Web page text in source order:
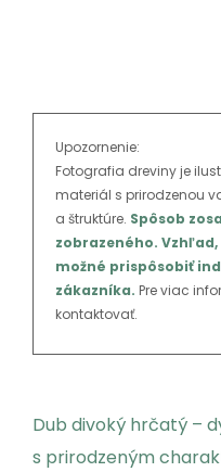
Upozornenie:
Fotografia dreviny je
materiál s prirodzenou
a štruktúre. Spôsob
zobrazeného.
možné prispôsobiť
zákazníka. Pre viac
kontaktovať.
Dub divoký hrčatý –
s prirodzeným